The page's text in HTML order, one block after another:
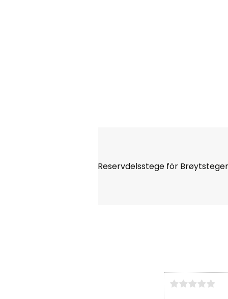
Reservdelsstege för